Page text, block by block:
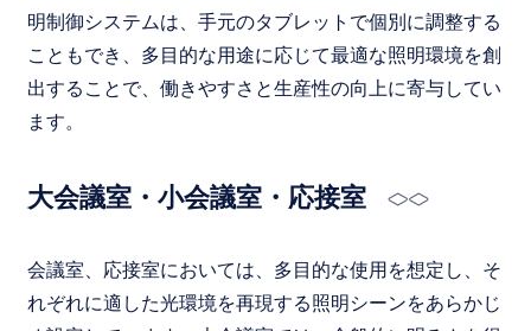
明制御システムは、手元のタブレットで個別に調整する
こともでき、多目的な用途に応じて最適な照明環境を創
出することで、働きやすさと生産性の向上に寄与してい
ます。
大会議室・小会議室・応接室
会議室、応接室においては、多目的な使用を想定し、そ
れぞれに適した光環境を再現する照明シーンをあらかじ